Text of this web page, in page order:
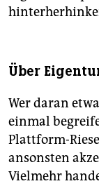
Über
Wer daran
einmal
Plattform-
ansonsten
Vielmehr